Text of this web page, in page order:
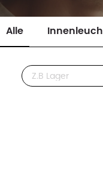
Alle
This is a search field